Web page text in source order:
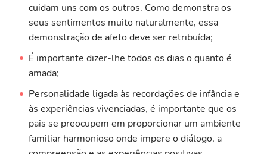
cuidam uns com os outros. Como demonstra os
seus sentimentos muito naturalmente, essa
demonstração de afeto deve ser retribuída;
É importante dizer-lhe todos os dias o quanto é
amada;
Personalidade ligada às recordações de infância e
às experiências vivenciadas, é importante que os
pais se preocupem em proporcionar um ambiente
familiar harmonioso onde impere o diálogo, a